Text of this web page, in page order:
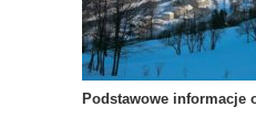
Podstawowe informacje